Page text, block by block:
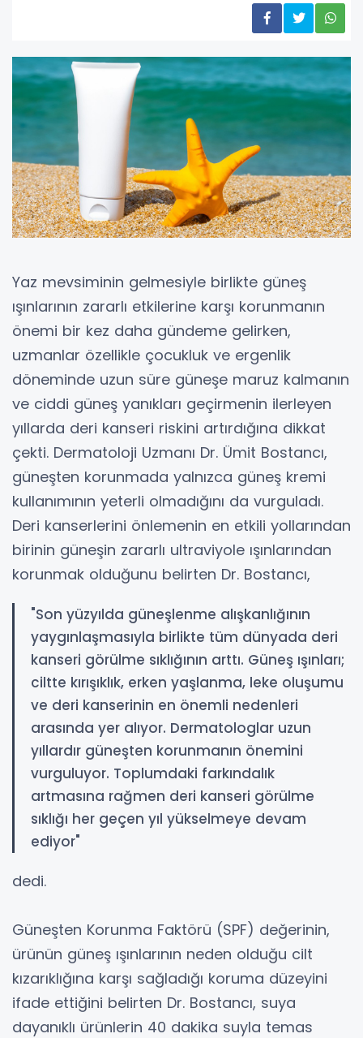
Yaz mevsiminin gelmesiyle birlikte güneş
ışınlarının zararlı etkilerine karşı korunmanın
önemi bir kez daha gündeme gelirken,
uzmanlar özellikle çocukluk ve ergenlik
döneminde uzun süre güneşe maruz kalmanın
ve ciddi güneş yanıkları geçirmenin ilerleyen
yıllarda deri kanseri riskini artırdığına dikkat
çekti. Dermatoloji Uzmanı Dr. Ümit Bostancı,
güneşten korunmada yalnızca güneş kremi
kullanımının yeterli olmadığını da vurguladı.
Deri kanserlerini önlemenin en etkili yollarından
birinin güneşin zararlı ultraviyole ışınlarından
korunmak olduğunu belirten Dr. Bostancı,
"Son yüzyılda güneşlenme alışkanlığının
yaygınlaşmasıyla birlikte tüm dünyada deri
kanseri görülme sıklığının arttı. Güneş ışınları;
ciltte kırışıklık, erken yaşlanma, leke oluşumu
ve deri kanserinin en önemli nedenleri
arasında yer alıyor. Dermatologlar uzun
yıllardır güneşten korunmanın önemini
vurguluyor. Toplumdaki farkındalık
artmasına rağmen deri kanseri görülme
sıklığı her geçen yıl yükselmeye devam
ediyor"
dedi.
Güneşten Korunma Faktörü (SPF) değerinin,
ürünün güneş ışınlarının neden olduğu cilt
kızarıklığına karşı sağladığı koruma düzeyini
ifade ettiğini belirten Dr. Bostancı, suya
dayanıklı ürünlerin 40 dakika suyla temas